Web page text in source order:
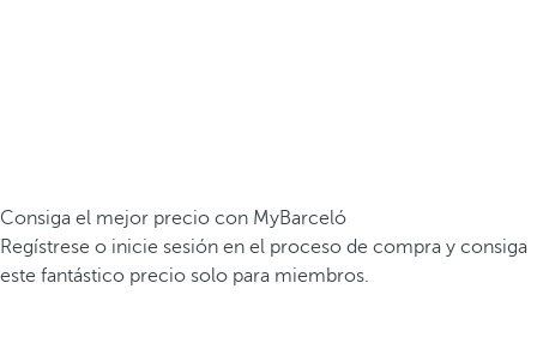
Consiga el mejor precio con MyBarceló
Regístrese o inicie sesión en el proceso de compra y consiga
este fantástico precio solo para miembros.